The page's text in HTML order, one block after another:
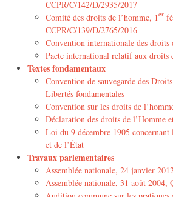
CCPR/C/142/D/2935/2017
Comité des droits de l’homme, 1er
CCPR/C/139/D/2765/2016
Convention internationale des
Pacte international relatif aux droits
Textes fondamentaux
Convention de sauvegarde des
Libertés fondamentales
Convention sur les droits de
Déclaration des droits de l’Homme
Loi du 9 décembre 1905 concernant
et de l’État
Travaux parlementaires
Assemblée nationale, 24 janvier
Assemblée nationale, 31 août 2004,